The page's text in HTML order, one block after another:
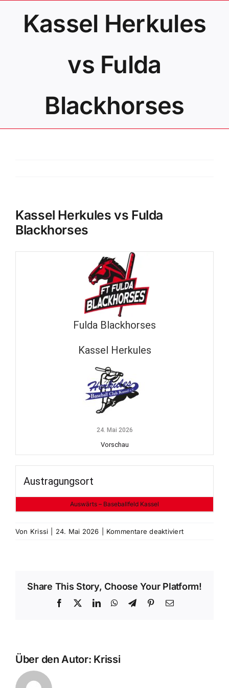
springenKassel Herkules
vs Fulda
Blackhorses
Kassel Herkules vs Fulda
Blackhorses
Fulda Blackhorses
Kassel Herkules
24. Mai 2026
Vorschau
Austragungsort
Auswärts – Baseballfeld Kassel
Von Krissi 24. Mai 2026 Kommentare deaktiviertfür
Blackhorses
Share This Story, Choose Your Platform!
Facebook LinkedInWhatsApp
TelegramPinterest
E-
Über den Autor: Krissi